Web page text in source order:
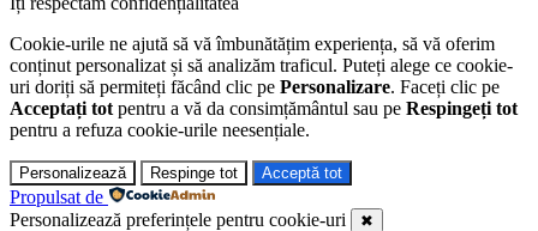
Cookie-urile ne ajută să vă îmbunătățim experiența, să vă oferim
conținut personalizat și să analizăm traficul. Puteți alege ce cookie-
uri doriți să permiteți făcând clic pe Personalizare. Faceți clic pe
Acceptați tot pentru a vă da consimțământul sau pe Respingeți tot
pentru a refuza cookie-urile neesențiale.
Personalizează Respinge tot Acceptă tot
Propulsat de
Personalizează preferințele pentru cookie-uri
✖